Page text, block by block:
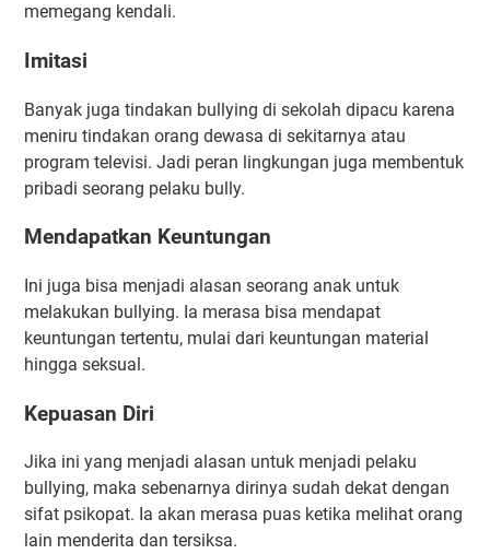
memegang kendali.
Imitasi
Banyak juga tindakan bullying di sekolah dipacu karena
meniru tindakan orang dewasa di sekitarnya atau
program televisi. Jadi peran lingkungan juga membentuk
pribadi seorang pelaku bully.
Mendapatkan Keuntungan
Ini juga bisa menjadi alasan seorang anak untuk
melakukan bullying. Ia merasa bisa mendapat
keuntungan tertentu, mulai dari keuntungan material
hingga seksual.
Kepuasan Diri
Jika ini yang menjadi alasan untuk menjadi pelaku
bullying, maka sebenarnya dirinya sudah dekat dengan
sifat psikopat. Ia akan merasa puas ketika melihat orang
lain menderita dan tersiksa.